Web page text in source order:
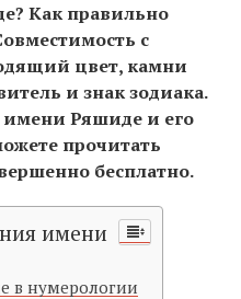
Как правильно
c
цвет, камни
и знак зодиака.
имени Ряшиде и его
прочитать
бесплатно.
имени
в нумерологии